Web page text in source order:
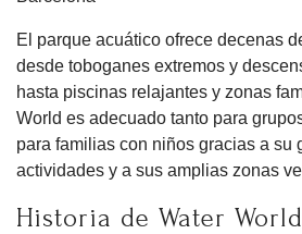
El parque acuático ofrece decenas
desde toboganes extremos y
hasta piscinas relajantes y zonas
World es adecuado tanto para
para familias con niños gracias a su
actividades y a sus amplias zonas
Historia de Water World